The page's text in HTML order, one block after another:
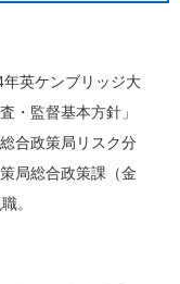
英ケンブリッジ大
・監督基本方針」
合政策局リスク分
局総合政策課（金
。